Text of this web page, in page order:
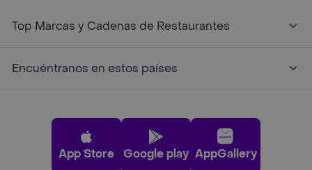
Top Marcas y Cadenas de Restaurantes
Encuéntranos en estos países
App Store Google play AppGallery